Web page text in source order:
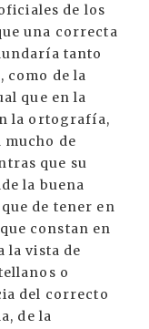
de los
una correcta
tanto
como de la
que en la
la ortografía,
de
que su
la buena
de tener en
constan en
la vista de
o
del correcto
de la